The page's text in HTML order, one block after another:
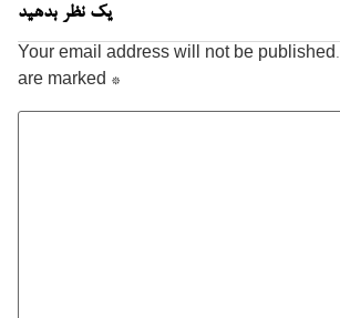
یک نظر بدهید
Your email address will not be published.
are marked *